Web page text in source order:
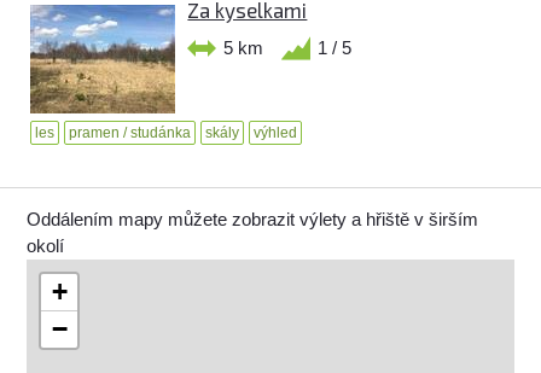
Za kyselkami
5 km 1 / 5
les pramen / studánka skály výhled
Oddálením mapy můžete zobrazit výlety a hřiště v širším
okolí
+
−